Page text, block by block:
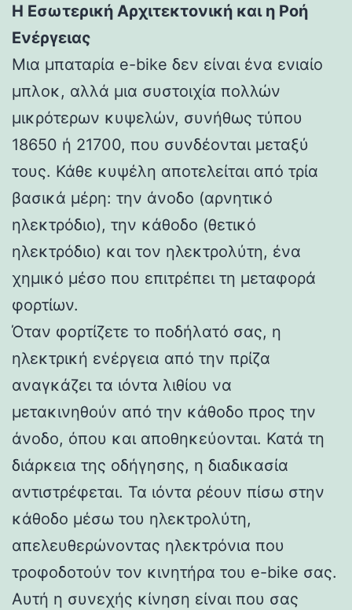
Η Εσωτερική Αρχιτεκτονική και η Ροή
Ενέργειας
Μια μπαταρία e-bike δεν είναι ένα ενιαίο
μπλοκ, αλλά μια συστοιχία πολλών
μικρότερων κυψελών, συνήθως τύπου
18650 ή 21700, που συνδέονται μεταξύ
τους. Κάθε κυψέλη αποτελείται από τρία
βασικά μέρη: την άνοδο (αρνητικό
ηλεκτρόδιο), την κάθοδο (θετικό
ηλεκτρόδιο) και τον ηλεκτρολύτη, ένα
χημικό μέσο που επιτρέπει τη μεταφορά
φορτίων.
Όταν φορτίζετε το ποδήλατό σας, η
ηλεκτρική ενέργεια από την πρίζα
αναγκάζει τα ιόντα λιθίου να
μετακινηθούν από την κάθοδο προς την
άνοδο, όπου και αποθηκεύονται. Κατά τη
διάρκεια της οδήγησης, η διαδικασία
αντιστρέφεται. Τα ιόντα ρέουν πίσω στην
κάθοδο μέσω του ηλεκτρολύτη,
απελευθερώνοντας ηλεκτρόνια που
τροφοδοτούν τον κινητήρα του e-bike σας.
Αυτή η συνεχής κίνηση είναι που σας